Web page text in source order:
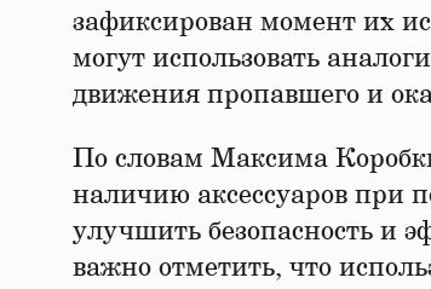
зафиксирован момент их
могут использовать
движения пропавшего и
По словам Максима
наличию аксессуаров при
улучшить безопасность и
важно отметить, что